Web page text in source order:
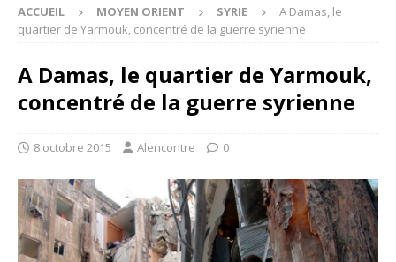
ACCUEIL MOYEN ORIENT SYRIE
A Damas, le
quartier de Yarmouk, concentré de la guerre syrienne
A Damas, le quartier de Yarmouk,
concentré de la guerre syrienne
8 octobre 2015 Alencontre 0